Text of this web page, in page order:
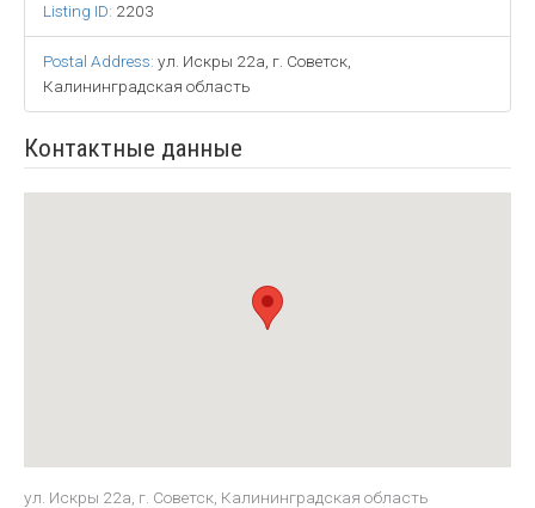
Listing ID: 2203
Postal Address: ул. Искры 22а, г. Советск,
Калининградская область
Контактные данные
ул. Искры 22а, г. Советск, Калининградская область